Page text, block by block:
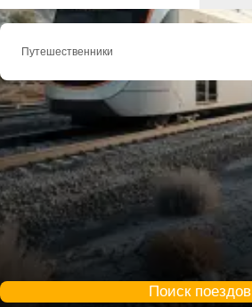
Путешественники
Поиск поездов